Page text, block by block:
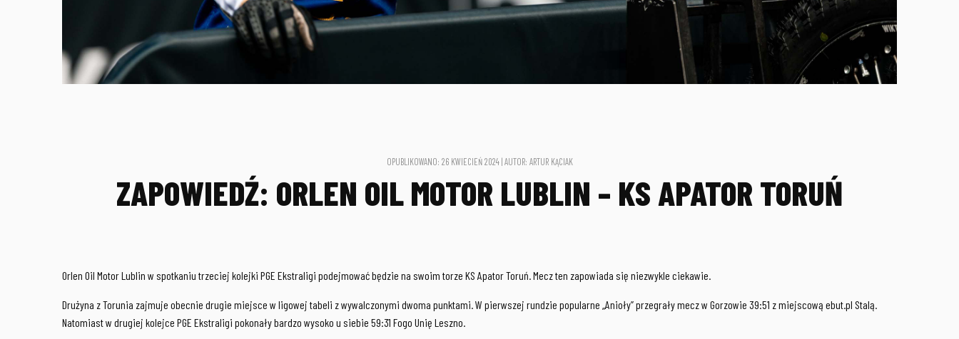
OPUBLIKOWANO: 26 KWIECIEŃ 2024 | AUTOR: ARTUR KĄCIAK
ZAPOWIEDŹ: ORLEN OIL MOTOR LUBLIN – KS APATOR TORUŃ
Orlen Oil Motor Lublin w spotkaniu trzeciej kolejki PGE Ekstraligi podejmować będzie na swoim torze KS Apator Toruń. Mecz ten zapowiada się niezwykle ciekawie.
Drużyna z Torunia zajmuje obecnie drugie miejsce w ligowej tabeli z wywalczonymi dwoma punktami. W pierwszej rundzie popularne „Anioły” przegrały mecz w Gorzowie 39:51 z miejscową ebut.pl Stalą.
Natomiast w drugiej kolejce PGE Ekstraligi pokonały bardzo wysoko u siebie 59:31 Fogo Unię Leszno.